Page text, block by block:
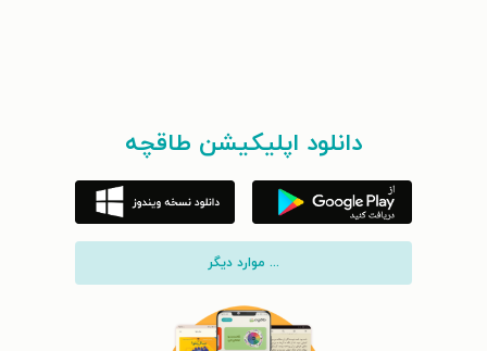
دانلود اپلیکیشن طاقچه
... موارد دیگر